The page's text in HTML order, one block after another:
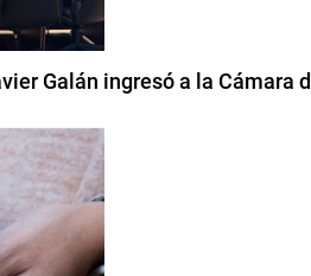
Galán ingresó a la Cámara